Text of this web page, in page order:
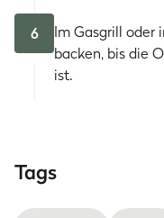
6
Im Gasgrill oder
backen, bis die
ist.
Tags